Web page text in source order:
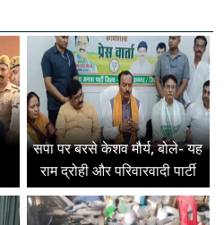
सपा पर बरसे केशव मौर्य, बोले- यह
राम द्रोही और परिवारवादी पार्टी